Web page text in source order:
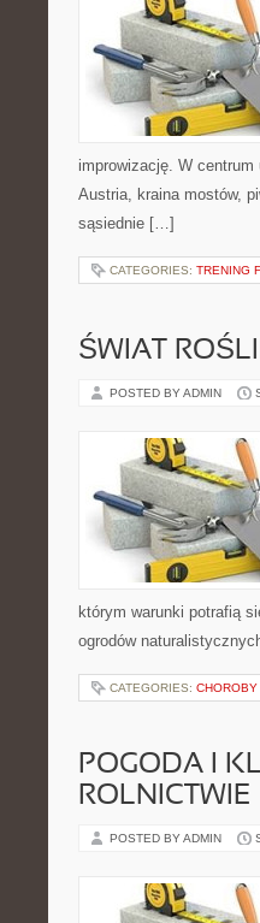
improwizację. W
Austria, kraina mostów,
sąsiednie […]
CATEGORIES: TRENING
ŚWIAT
POSTED BY ADMIN
którym warunki potrafią
ogrodów
CATEGORIES: CHOROBY
POGODA I
ROLNICTWIE
POSTED BY ADMIN